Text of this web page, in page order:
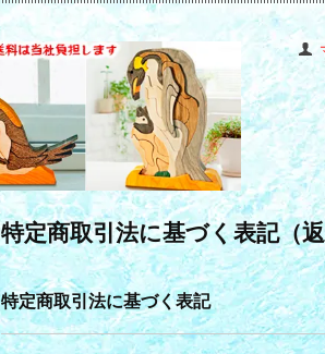
特定商取引法に基づく表記（
特定商取引法に基づく表記